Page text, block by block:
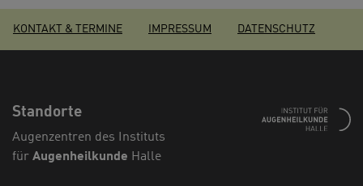
KONTAKT & TERMINE IMPRESSUM DATENSCHUTZ
Standorte
Augenzentren des Instituts
für Augenheilkunde Halle